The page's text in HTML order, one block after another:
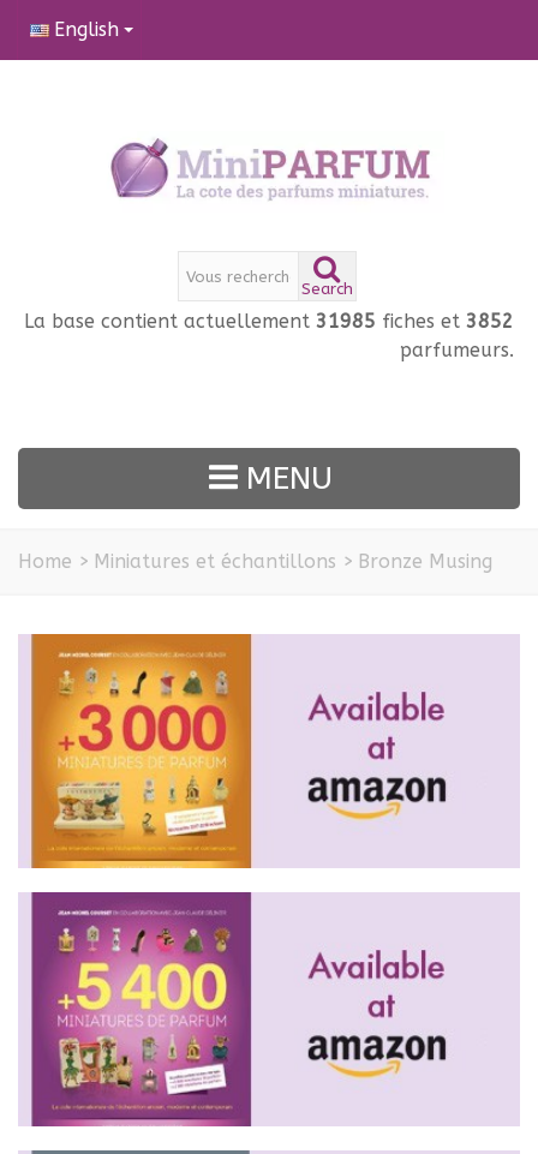
English
Search
La base contient actuellement 31985 fiches et 3852
parfumeurs.
MENU
Home > Miniatures et échantillons > Bronze Musing